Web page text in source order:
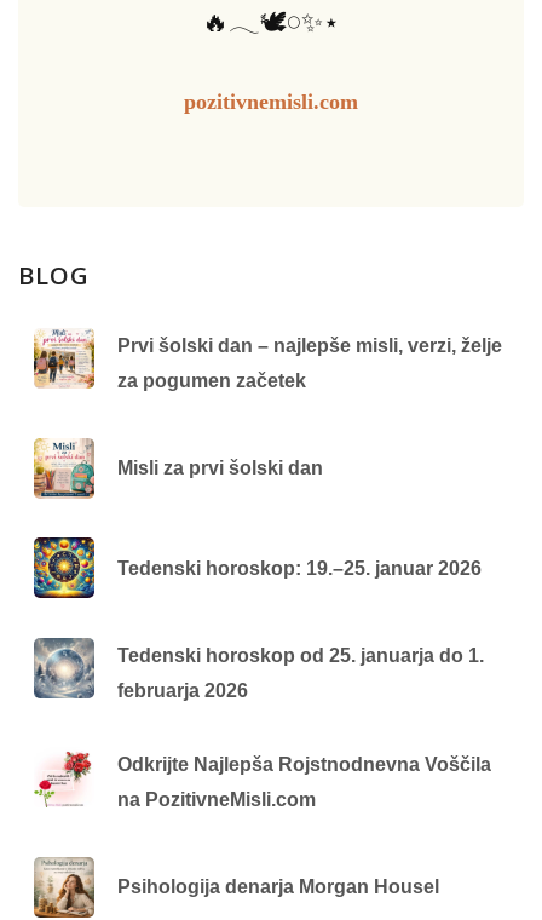
🔥𓂃🕊️𓏸✨⋆
pozitivnemisli.com
BLOG
Prvi šolski dan – najlepše misli, verzi, želje
za pogumen začetek
Misli za prvi šolski dan
Tedenski horoskop: 19.–25. januar 2026
Tedenski horoskop od 25. januarja do 1.
februarja 2026
Odkrijte Najlepša Rojstnodnevna Voščila
na PozitivneMisli.com
Psihologija denarja Morgan Housel